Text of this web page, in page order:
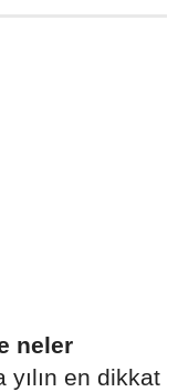
neler
yılın en dikkat